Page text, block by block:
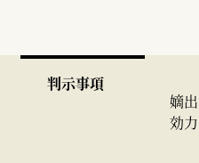
判示事項
嫡
効力